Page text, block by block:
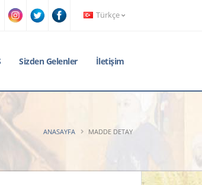
Türkçe
Sizden Gelenler İletişim
ANASAYFA MADDE DETAY